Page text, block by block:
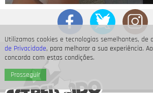
Utilizamos cookies e tecnologias semelhantes, de
de Privacidade, para melhorar a sua experiência.
concorda com estas condições.
Prosseguir